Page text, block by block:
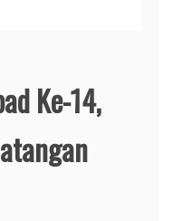
Ke-14,